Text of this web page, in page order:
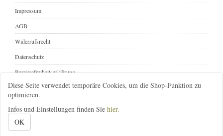
Diese Seite verwendet temporäre Cookies, um die Shop-Funktion zu
optimieren.
Infos und Einstellungen finden Sie hier.
OK
Impressum
AGB
Widerrufsrecht
Datenschutz
Barrierefreiheitserklärung
Online Widerruf
08392-1646 infos@gartenbedarf-versand.de
Gartenbedarf-Versand, Richard Ward